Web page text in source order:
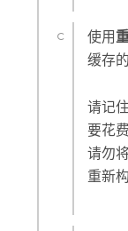
使用
缓存
请记
要花
请勿
重新